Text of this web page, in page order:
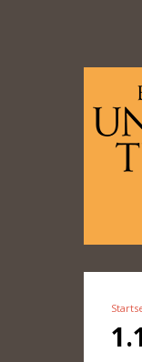
Sie